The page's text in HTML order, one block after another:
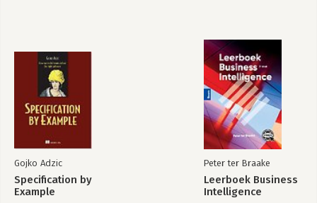
Gojko Adzic
Specification by
Example
Peter ter Braake
Leerboek Business
Intelligence